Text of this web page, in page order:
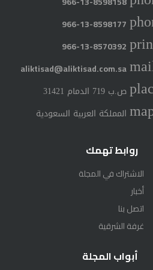
966-13-8598177
966-13-8570392
aliktisad@aliktisad.com.sa
ص.ب 719 الدمام 31421
المملكة العربية السعودية
روابط تهمك
الاشتراك في المجلة
أخبار
اتصل بنا
غرفة الشرقية
أبواب المجلة